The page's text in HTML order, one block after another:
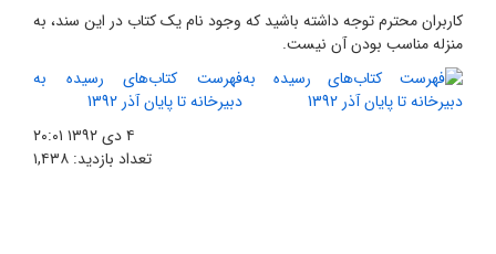
کاربران محترم توجه داشته باشید که وجود نام یک کتاب در این سند، به
منزله مناسب بودن آن نیست.
فهرست کتاب‌های رسیده به
دبیرخانه تا پایان آذر 1392
۴ دی ۱۳۹۲
۲۰:۰۱
تعداد بازدید: ۱,۴۳۸